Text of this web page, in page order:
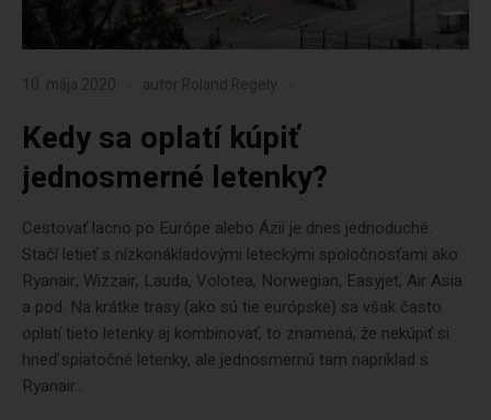
10. mája 2020 autor Roland Regely
Kedy sa oplatí kúpiť
jednosmerné letenky?
Cestovať lacno po Európe alebo Ázii je dnes jednoduché.
Stačí letieť s nízkonákladovými leteckými spoločnosťami ako
Ryanair, Wizzair, Lauda, Volotea, Norwegian, Easyjet, Air Asia
a pod. Na krátke trasy (ako sú tie európske) sa však často
oplatí tieto letenky aj kombinovať, to znamená, že nekúpiť si
hneď spiatočné letenky, ale jednosmernú tam napríklad s
Ryanair...